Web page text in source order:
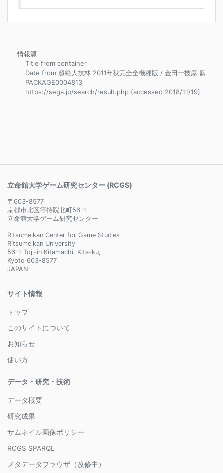
情報源
Title from container
Date from 超絶大技林 2011年秋完全全機種版 / 金田一技彦 監
PACKAGE0004813
https://sega.jp/search/result.php (accessed 2018/11/19)
立命館大学ゲーム研究センター (RCGS)
〒603-8577
京都市北区等持院北町56-1
立命館大学ゲーム研究センター
Ritsumeikan Center for Game Studies
Ritsumeikan University
56-1 Toji-in Kitamachi, Kita-ku,
Kyoto 603-8577
JAPAN
サイト情報
トップ
このサイトについて
お知らせ
使い方
データ・研究・技術
データ概要
研究成果
サムネイル画像ポリシー
RCGS SPARQL
メタデータブラウザ（改修中）